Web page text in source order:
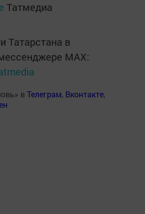
Татмедиа
Татарстана в
MАХ:
в Телеграм, Вконтакте,